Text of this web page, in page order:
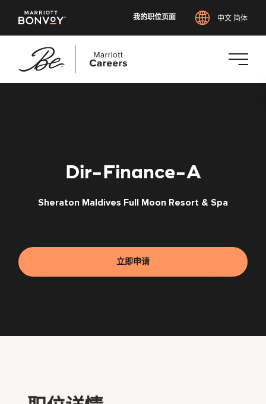
我的职位页面 中文 简体
Dir-Finance-A
Sheraton Maldives Full Moon Resort & Spa
立即申请